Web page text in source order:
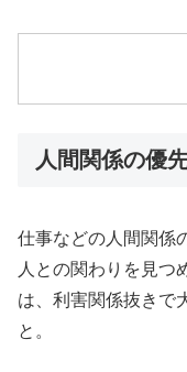
人間関係の優
仕事などの人間関係
人との関わりを見つ
は、利害関係抜きで
と。